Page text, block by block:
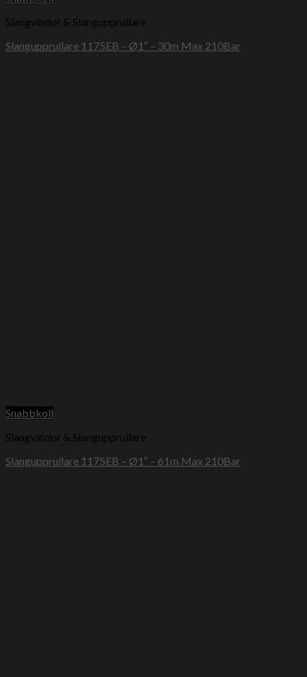
Slangvindor & Slangupprullare
Slangupprullare 1175EB – Ø1″ – 30m Max 210Bar
Snabbkoll
Slangvindor & Slangupprullare
Slangupprullare 1175EB – Ø1″ – 61m Max 210Bar